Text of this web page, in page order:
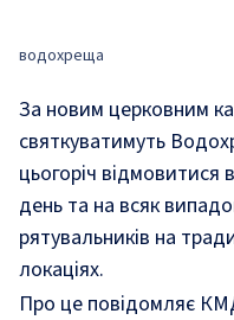
водохреща
За новим церковним
святкуватимуть
цьогоріч відмовитися
день та на всяк
рятувальників на
локаціях.
Про це повідомляє